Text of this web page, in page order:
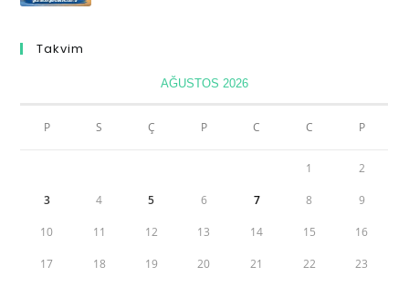
Takvim
AĞUSTOS 2026
P S Ç P C C P
1 2
3 4 5 6 7 8 9
10 11 12 13 14 15 16
17 18 19 20 21 22 23